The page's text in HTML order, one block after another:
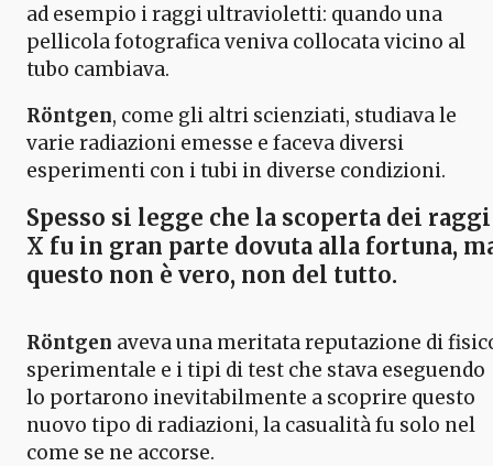
ad esempio i raggi ultravioletti: quando una
pellicola fotografica veniva collocata vicino al
tubo cambiava.
Röntgen, come gli altri scienziati, studiava le
varie radiazioni emesse e faceva diversi
esperimenti con i tubi in diverse condizioni.
Spesso si legge che la scoperta dei raggi
X fu in gran parte dovuta alla fortuna,
questo non è vero, non del tutto.
Röntgen aveva una meritata reputazione di
sperimentale e i tipi di test che stava eseguendo
lo portarono inevitabilmente a scoprire questo
nuovo tipo di radiazioni, la casualità fu solo nel
come se ne accorse.